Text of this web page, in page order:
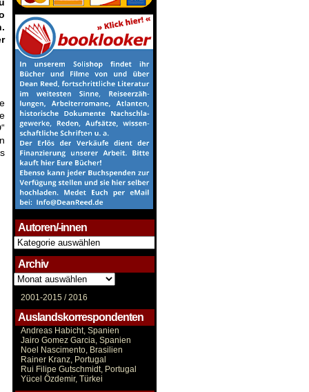
Autoren/-innen
Autoren/-
innen
Archiv
Archiv
2001-2015 /2016
Auslandskorrespondenten
Andreas Habicht, Spanien
Jairo Gomez Garcia, Spanien
Noel Nascimento, Brasilien
Rainer Kranz, Portugal
Rui Filipe Gutschmidt, Portugal
Yücel Özdemir, Türkei